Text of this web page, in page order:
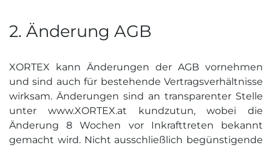
2. Änderung AGB
XORTEX kann Änderungen der AGB vornehmen
und sind auch für bestehende Vertragsverhältnisse
wirksam. Änderungen sind an transparenter Stelle
unter www.XORTEX.at kundzutun, wobei die
Änderung 8 Wochen vor Inkrafttreten bekannt
gemacht wird. Nicht ausschließlich begünstigende